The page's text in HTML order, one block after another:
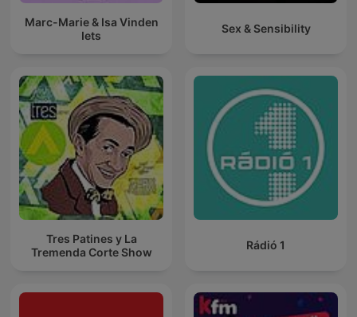
Marc-Marie & Isa Vinden
Iets
Sex & Sensibility
Tres Patines y La
Tremenda Corte Show
Rádió 1